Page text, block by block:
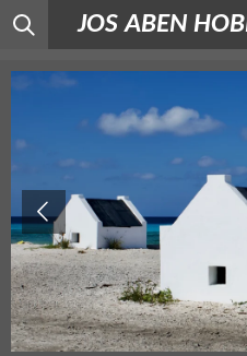
Ga
direct
hoofdinhoud
JOS ABEN